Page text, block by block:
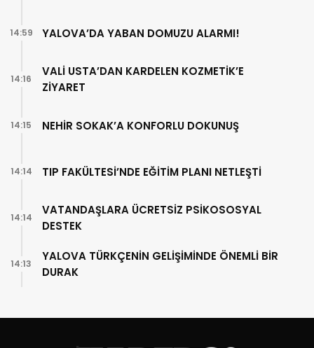
YALOVA’DA YABAN DOMUZU ALARMI!
14:59
VALİ USTA’DAN KARDELEN KOZMETİK’E
ZİYARET
14:16
NEHİR SOKAK’A KONFORLU DOKUNUŞ
14:15
TIP FAKÜLTESİ’NDE EĞİTİM PLANI NETLEŞTİ
14:14
VATANDAŞLARA ÜCRETSİZ PSİKOSOSYAL
DESTEK
14:14
YALOVA TÜRKÇENİN GELİŞİMİNDE ÖNEMLİ BİR
DURAK
14:13